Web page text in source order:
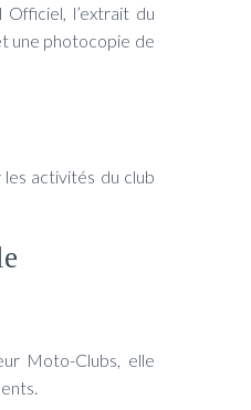
l’extrait du
une photocopie de
activités du club
Moto-Clubs, elle